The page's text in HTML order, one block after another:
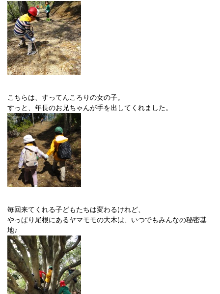
こちらは、すってんころりの女の子。
すっと、年長のお兄ちゃんが手を出してくれました。
毎回来てくれる子どもたちは変わるけれど、
やっぱり尾根にあるヤマモモの大木は、いつでもみんなの秘密基
地♪